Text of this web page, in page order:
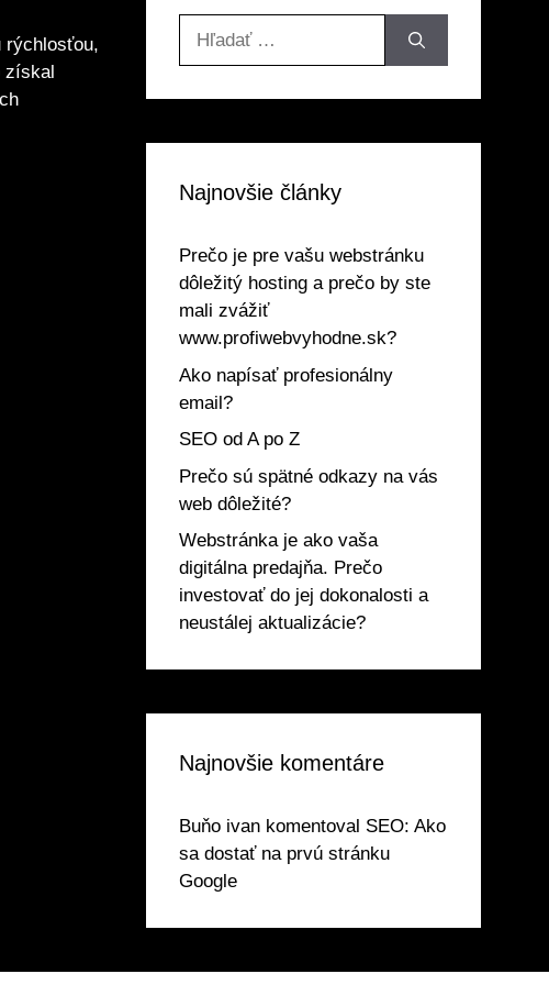
rýchlosťou,
získal
Najnovšie články
Prečo je pre vašu webstránku
dôležitý hosting a prečo by ste
mali zvážiť
www.profiwebvyhodne.sk?
Ako napísať profesionálny
email?
SEO od A po Z
Prečo sú spätné odkazy na vás
web dôležité?
Webstránka je ako vaša
digitálna predajňa. Prečo
investovať do jej dokonalosti a
neustálej aktualizácie?
Najnovšie komentáre
Buňo ivan komentoval SEO: Ako
sa dostať na prvú stránku
Google